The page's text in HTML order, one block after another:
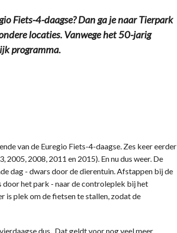
Fiets-4-daagse? Dan ga je naar Tierpark
locaties. Vanwege het 50-jarig
programma.
van de Euregio Fiets-4-daagse. Zes keer eerder
2008, 2011 en 2015). En nu dus weer. De
dag - dwars door de dierentuin. Afstappen bij de
door het park - naar de controleplek bij het
is plek om de fietsen te stallen, zodat de
dus. Dat geldt voor nog veel meer